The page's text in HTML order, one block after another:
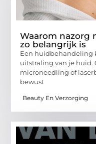
Waarom nazorg
zo belangrijk is
Een huidbehandeling
uitstraling van je huid.
microneedling of
bewust
Beauty En Verzorging